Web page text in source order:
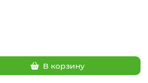
В корзину